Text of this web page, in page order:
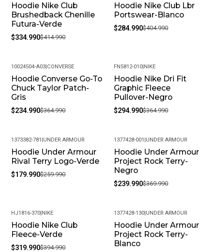
-19%
Hoodie Nike Club
Brushedback Chenille
Futura-Verde
$334.990$414.990
-30%
Hoodie Nike Club Lbr
Portswear-Blanco
$284.990$404.990
-36%
10024504-A03|CONVERSE
Hoodie Converse Go-To
Chuck Taylor Patch-
Gris
$234.990$364.990
-19%
FN5812-010|NIKE
Hoodie Nike Dri Fit
Graphic Fleece
Pullover-Negro
$294.990$364.990
-31%
1373382-781 |UNDER ARMOUR
Hoodie Under Armour
Rival Terry Logo-Verde
$179.990$259.990
-35%
1377428-001 |UNDER ARMOUR
Hoodie Under Armour
Project Rock Terry-
Negro
$239.990$369.990
-19%
HJ1816-370|NIKE
Hoodie Nike Club
Fleece-Verde
$319.990$394.990
-35%
1377428-130|UNDER ARMOUR
Hoodie Under Armour
Project Rock Terry-
Blanco